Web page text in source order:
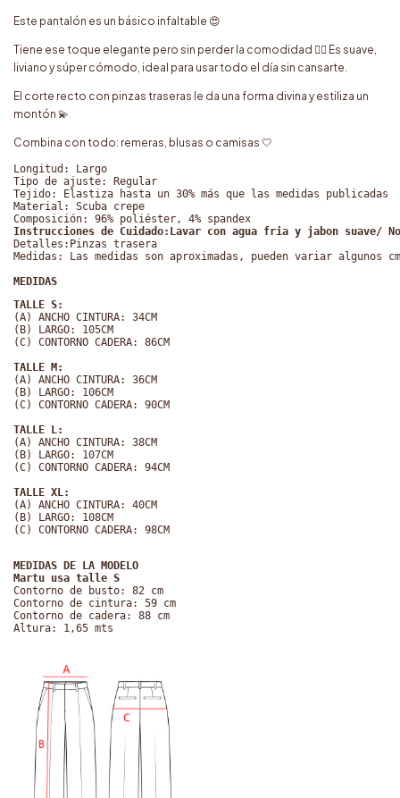
Este pantalón es un básico infaltable 😍
Tiene ese toque elegante pero sin perder la comodidad 💁‍♀️ Es suave,
liviano y súper cómodo, ideal para usar todo el día sin cansarte.
El corte recto con pinzas traseras le da una forma divina y estiliza un
montón 💫
Combina con todo: remeras, blusas o camisas 🤍
Longitud: Largo
Tipo de ajuste: Regular
Tejido: Elastiza hasta un 30% más que las medidas publicadas
Material: Scuba crepe
Composición: 96% poliéster, 4% spandex
Instrucciones de Cuidado:Lavar con agua fria y jabon suave/
Detalles:Pinzas trasera
Medidas: Las medidas son aproximadas, pueden variar algunos
MEDIDAS
TALLE S:
(A) ANCHO CINTURA: 34CM
(B) LARGO: 105CM
(C) CONTORNO CADERA: 86CM
TALLE M:
(A) ANCHO CINTURA: 36CM
(B) LARGO: 106CM
(C) CONTORNO CADERA: 90CM
TALLE L:
(A) ANCHO CINTURA: 38CM
(B) LARGO: 107CM
(C) CONTORNO CADERA: 94CM
TALLE XL:
(A) ANCHO CINTURA: 40CM
(B) LARGO: 108CM
(C) CONTORNO CADERA: 98CM
MEDIDAS DE LA MODELO
Martu usa talle S
Contorno de busto: 82 cm
Contorno de cintura: 59 cm
Contorno de cadera: 88 cm
Altura: 1,65 mts